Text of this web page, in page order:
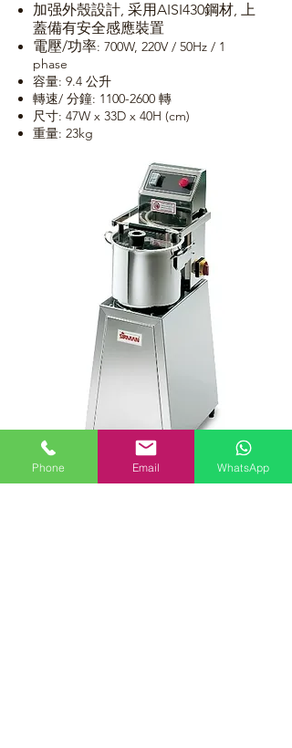
加强外殼設計, 采用AISI430鋼材, 上
蓋備有安全感應裝置
電壓/功率: 700W, 220V / 50Hz / 1
phase
容量: 9.4 公升
轉速/ 分鐘: 1100-2600 轉
尺寸: 47W x 33D x 40H (cm)
重量: 23kg
C15-2V
Phone Email WhatsApp